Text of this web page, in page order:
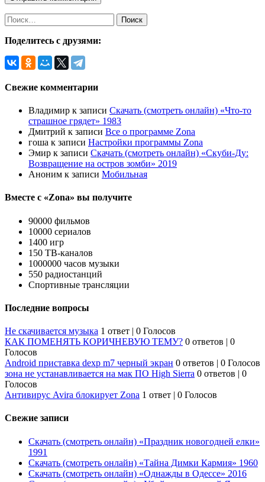
Найти:
Поделитесь с друзями:
Свежие комментарии
Владимир к записи Скачать (смотреть онлайн) «Что-то
страшное грядет» 1983
Дмитрий к записи Все о программе Zona
гоша к записи Настройки программы Zona
Эмир к записи Скачать (смотреть онлайн) «Скуби-Ду:
Возвращение на остров зомби» 2019
Аноним к записи Мобильная
Вместе с «Zona» вы получите
90000 фильмов
10000 сериалов
1400 игр
150 ТВ-каналов
1000000 часов музыки
550 радиостанций
Спортивные трансляции
Последние вопросы
Не скачивается музыка 1 ответ | 0 Голосов
КАК ПОМЕНЯТЬ КОРИЧНЕВУЮ ТЕМУ? 0 ответов | 0
Голосов
Android приставка dexp m7 черный экран 0 ответов | 0 Голосов
зона не устанавливается на мак ПО High Sierra 0 ответов | 0
Голосов
Антивирус Avira блокирует Zona 1 ответ | 0 Голосов
Свежие записи
Скачать (смотреть онлайн) «Праздник новогодней елки»
1991
Скачать (смотреть онлайн) «Тайна Димки Кармия» 1960
Скачать (смотреть онлайн) «Однажды в Одессе» 2016